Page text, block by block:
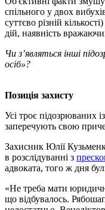
спільного у двох
суттєво різній
дій, наявність
Чи з’являться інші
осіб»?
Позиція захисту
Усі троє підозрюваних
заперечують свою
Захисник Юлії
в розслідуванні з
адвоката, того ж дня
«Не треба мати
що відбувалось.